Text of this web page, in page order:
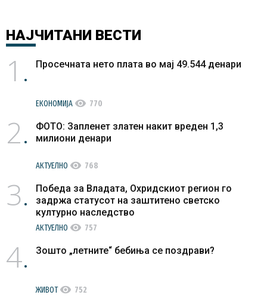
НАЈЧИТАНИ ВЕСТИ
1 Просечната нето плата во мај 49.544 денари
ЕКОНОМИЈА visibility 770
2
ФОТО: Запленет златен накит вреден 1,3
милиони денари
АКТУЕЛНО visibility 768
3
Победа за Владата, Охридскиот регион го
задржа статусот на заштитено светско
културно наследство
АКТУЕЛНО visibility 757
4 Зошто „летните“ бебиња се поздрави?
ЖИВОТvisibility 752